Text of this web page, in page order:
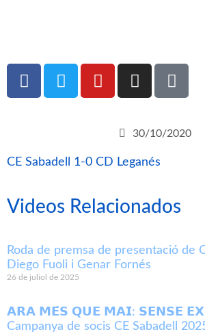
30/10/2020
CE Sabadell 1-0 CD Leganés
Videos Relacionados
Roda de premsa de presentació de
Diego Fuoli i Genar Fornés
26 de juliol de 2025
𝗔𝗥𝗔 𝗠𝗘́𝗦 𝗤𝗨𝗘 𝗠𝗔𝗜: 𝗦𝗘𝗡𝗦𝗘
Campanya de socis CE Sabadell